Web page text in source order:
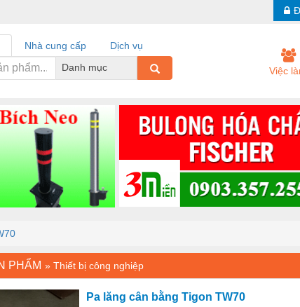
Nhà cung cấp
Dịch vụ
Danh mục
Việc
PHẨM » Thiết bị công nghiệp
Pa lăng cân bằng Tigon TW70